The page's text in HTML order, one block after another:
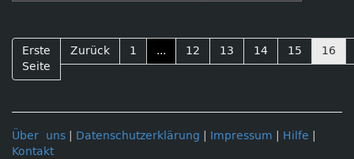
Erste
Seite
Zurück 1 ... 12 13 14 15 16
Über uns Datenschutzerklärung Impressum Hilfe
Kontakt